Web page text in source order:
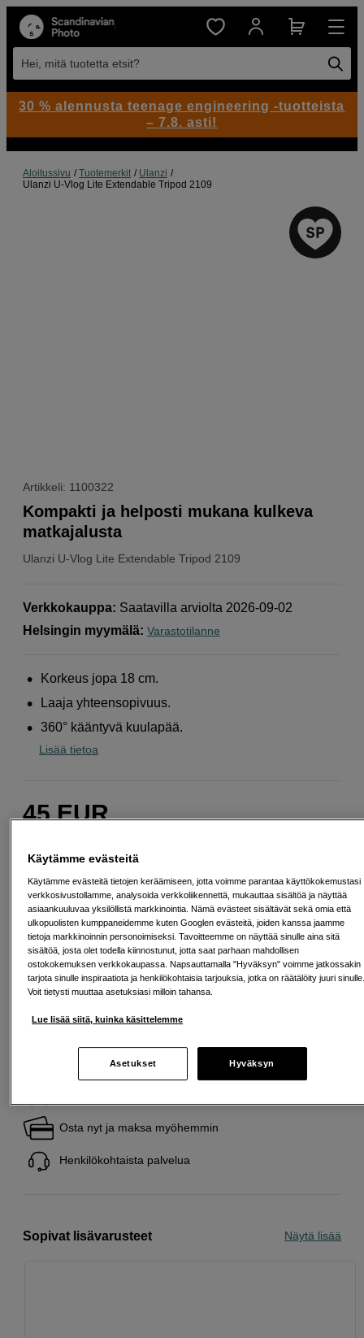
Hei, mitä tuotetta etsit?
Aloitussivu Tuotemerkit
Ulanzi
Ulanzi U-Vlog Lite Extendable Tripod 2109
Artikkeli: 1100322
Ulanzi U-Vlog Lite Extendable Tripod 2109
Kompakti ja helposti mukana kulkeva
matkajalusta
Verkkokauppa: Saatavilla arviolta 2026-09-02
Helsingin myymälä: Varastotilanne
Korkeus jopa 18 cm.
Laaja yhteensopivuus.
360° kääntyvä kuulapää.
Lisää tietoa
45 EUR
Määrä
SP tykkää
Tämä on tuote, josta pidämme erityisen paljon.
Seuraa tätä symbolia löytääksesi lisää valikoituja
suosikkejamme.
Osta nyt ja maksa myöhemmin
Henkilökohtaista palvelua
Sopivat lisävarusteet Näytä lisää
30 % alennusta teenage engineering -tuotteista
– 7.8. asti!
Käytämme evästeitä
Käytämme evästeitä tietojen keräämiseen, jotta voimme parantaa käyttökokemustasi
verkkosivustollamme, analysoida verkkoliikennettä, mukauttaa sisältöä ja näyttää
asiaankuuluvaa yksilöllistä markkinointia. Nämä evästeet sisältävät sekä omia että
ulkopuolisten kumppaneidemme kuten Googlen evästeitä, joiden kanssa jaamme
tietoja markkinoinnin personoimiseksi. Tavoitteemme on näyttää sinulle aina sitä
sisältöä, josta olet todella kiinnostunut, jotta saat parhaan mahdollisen
ostokokemuksen verkkokaupassa. Napsauttamalla "Hyväksyn" voimme jatkossakin
tarjota sinulle inspiraatiota ja henkilökohtaisia tarjouksia, jotka on räätälöity juuri
Voit tietysti muuttaa asetuksiasi milloin tahansa.
Lue lisää siitä, kuinka käsittelemme
Asetukset Hyväksyn